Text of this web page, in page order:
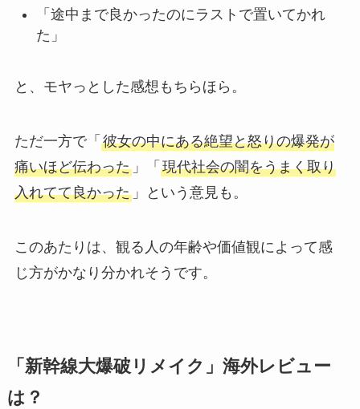
「途中まで良かったのにラストで置いてかれ
た」
と、モヤっとした感想もちらほら。
ただ一方で「 彼女の中にある絶望と怒りの爆発が
痛いほど伝わった」「 現代社会の闇をうまく取り
入れてて良かった」という意見も。
このあたりは、観る人の年齢や価値観によって感
じ方がかなり分かれそうです。
「新幹線大爆破リメイク」海外レビュー
は？